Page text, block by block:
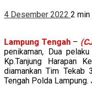
4 Desember 2022 2 min
Lampung Tengah–
penikaman, Dua
Kp.Tanjung Harapan
diamankan Tim Tekab
Tengah Polda